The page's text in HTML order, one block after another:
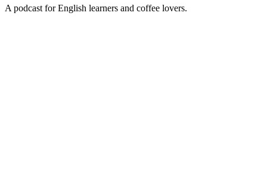
A podcast for English learners and coffee lovers.